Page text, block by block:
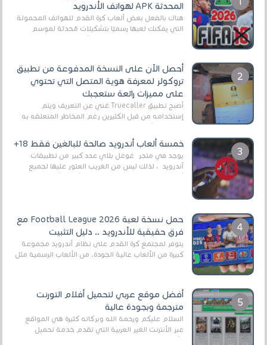
المحدثة APK لهواتف الأندرويد
هناك بالفعل بعض ألعاب كرة القدم للهواتف المحمولة
التي يمكنك لعبها رسميًا بتشكيلات مُحدثة لموسم
أحصل الآن على النسخة المدفوعة من تطبيق
تروكولر لمعرفة هوية المتصل التي تحتوي
على مميزات رائعة ستعجبك
أصبح تطبيق Truecaller غني عن التعريف ويتم
إستخدامه من قبل الكثيرين رغم المخاطر المتعلقه به
خمسة ألعاب أندرويد صالحة للبالغين فقط 18+
يوجد في متجر غوغل بلاي عدد كبير من تطبيقات
أندرويد ، لذلك ليس من الغريب العثور عليها لجميع
حمل نسخة لعبة Football League 2026 مع
فرق حقيقية للأندرويد .. دليل التثبيت
يتوفر لمجتمع كرة القدم على نظام أندرويد مجموعة
كبيرة من الألعاب عالية الجودة. من الألعاب الرسمية مثل
أفضل موقع عربي لتحميل أفلام التورنت
مترجمة وبجودة عالية
السلام عليكم ورحمة الله وبركاته كثيرة هي المواقع
عبر الأنترنت الغير العربية التي تقدم خدمة تحميل
الأفلام على التورنت ، ومعظم هذه المواقع ل...